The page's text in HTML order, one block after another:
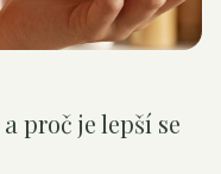
proč je lepší se